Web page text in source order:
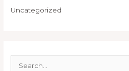
Uncategorized